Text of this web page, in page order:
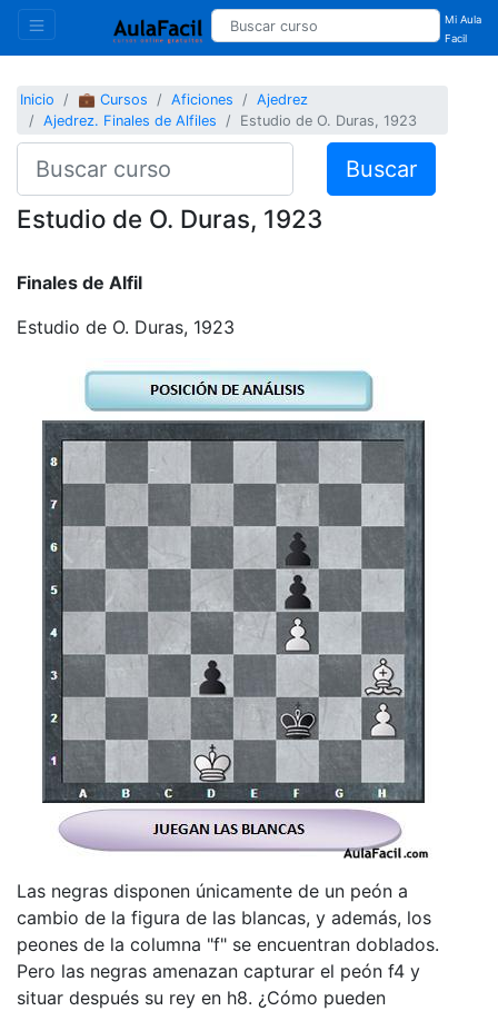
Mi Aula
Facil
Inicio 💼 Cursos Aficiones
Ajedrez
Ajedrez. Finales de Alfiles
Estudio de O. Duras, 1923
Buscar
Estudio de O. Duras, 1923
Finales de Alfil
Estudio de O. Duras, 1923
Las negras disponen únicamente de un peón a
cambio de la figura de las blancas, y además, los
peones de la columna "f" se encuentran doblados.
Pero las negras amenazan capturar el peón f4 y
situar después su rey en h8. ¿Cómo pueden